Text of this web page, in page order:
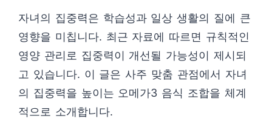
자녀의 집중력은 학습성과 일상 생활의 질에 큰
영향을 미칩니다. 최근 자료에 따르면 규칙적인
영양 관리로 집중력이 개선될 가능성이 제시되
고 있습니다. 이 글은 사주 맞춤 관점에서 자녀
의 집중력을 높이는 오메가3 음식 조합을 체계
적으로 소개합니다.